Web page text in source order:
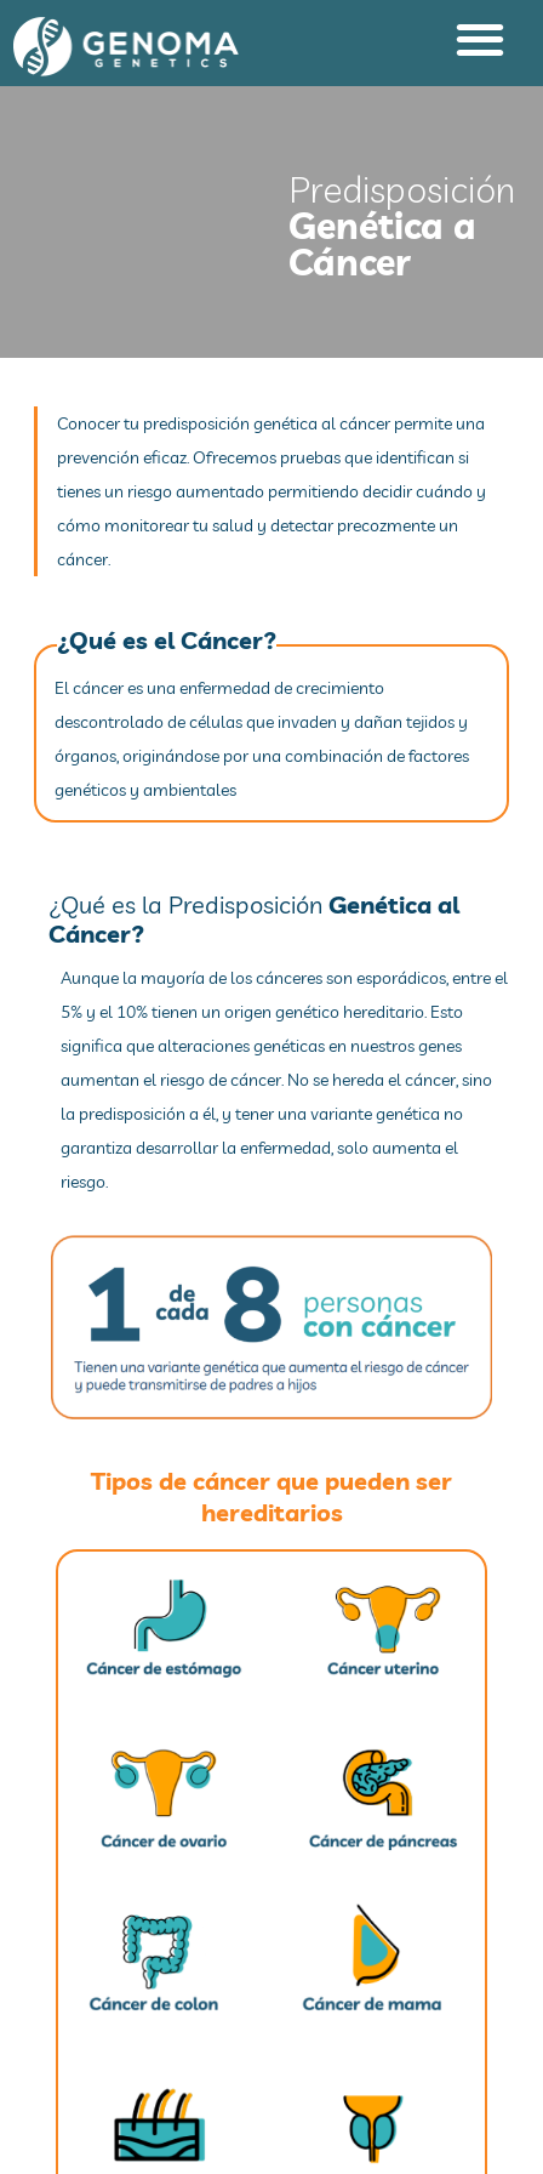
Predisposición
Genética a
Cáncer
Conocer tu predisposición genética al cáncer permite una
prevención eficaz. Ofrecemos pruebas que identifican si
tienes un riesgo aumentado permitiendo decidir cuándo y
cómo monitorear tu salud y detectar precozmente un
cáncer.
¿Qué es el Cáncer?
El cáncer es una enfermedad de crecimiento
descontrolado de células que invaden y dañan tejidos y
órganos, originándose por una combinación de factores
genéticos y ambientales
¿Qué es la PredisposiciónGenética al
Cáncer?
Aunque la mayoría de los cánceres son esporádicos, entre el
5% y el 10% tienen un origen genético hereditario. Esto
significa que alteraciones genéticas en nuestros genes
aumentan el riesgo de cáncer. No se hereda el cáncer, sino
la predisposición a él, y tener una variante genética no
garantiza desarrollar la enfermedad, solo aumenta el
riesgo.
Tipos de cáncer que pueden ser
hereditarios